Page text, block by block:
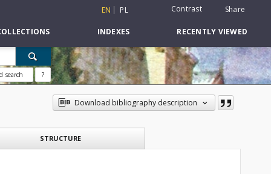
EN PL Contrast Share
INDEXES RECENTLY VIEWED
search ?
Download bibliography description
STRUCTURE